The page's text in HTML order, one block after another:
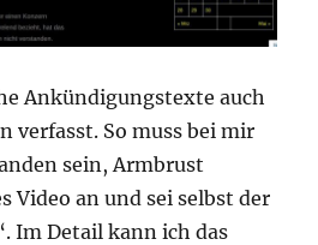
Ankündigungstexte auch
verfasst. So muss bei mir
sein, Armbrust
Video an und sei selbst der
Im Detail kann ich das